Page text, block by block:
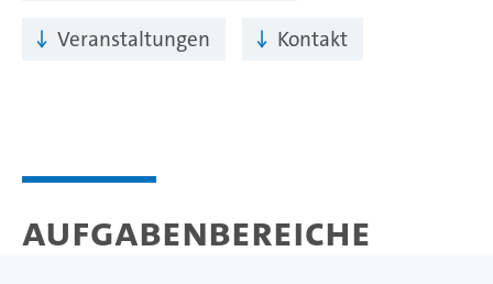
Veranstaltungen Kontakt
Aufgabenbereiche